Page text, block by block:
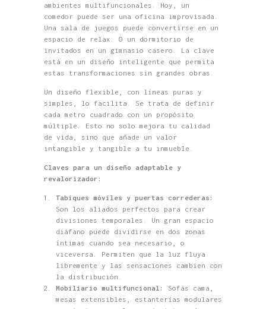
ambientes multifuncionales. Hoy, un
comedor puede ser una oficina improvisada.
Una sala de juegos puede convertirse en un
espacio de relax. O un dormitorio de
invitados en un gimnasio casero. La clave
está en un diseño inteligente que permita
estas transformaciones sin grandes obras.
Un diseño flexible, con líneas puras y
simples, lo facilita. Se trata de definir
cada metro cuadrado con un propósito
múltiple. Esto no solo mejora tu calidad
de vida, sino que añade un valor
intangible y tangible a tu inmueble.
Claves para un diseño adaptable y
revalorizador:
Tabiques móviles y puertas correderas:
Son los aliados perfectos para crear
divisiones temporales. Un gran espacio
diáfano puede dividirse en dos zonas
íntimas cuando sea necesario, o
viceversa. Permiten que la luz fluya
libremente y las sensaciones cambien con
la distribución.
Mobiliario multifuncional:
Sofás cama,
mesas extensibles, estanterías modulares